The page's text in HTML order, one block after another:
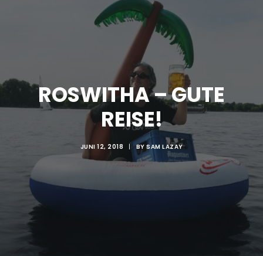
ROSWITHA – GUTE
REISE!
JUNI 12, 2018 | BY SAM LAZAY